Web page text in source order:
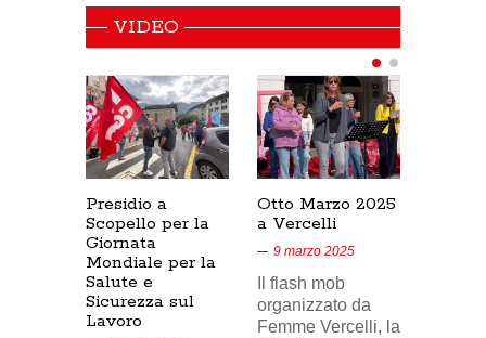
VIDEO
Presidio a
Scopello per la
Giornata
Mondiale per la
Salute e
Sicurezza sul
Lavoro
Otto Marzo 2025
a Vercelli
9 marzo 2025
Il flash mob
organizzato da
Femme Vercelli, la